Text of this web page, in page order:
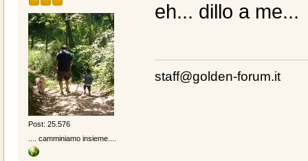
Post: 25.576
.... camminiamo insieme....
eh... dillo a me...
staff@golden-forum.it